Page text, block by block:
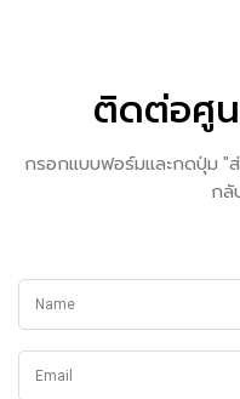
ติดต่อศูน
กรอกแบบฟอร์มและกดปุ่ม "
กลั